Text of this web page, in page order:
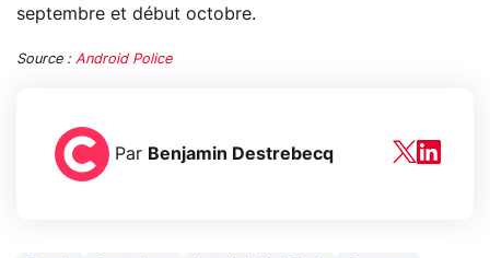
septembre et début octobre.
Source : Android Police
Par Benjamin Destrebecq